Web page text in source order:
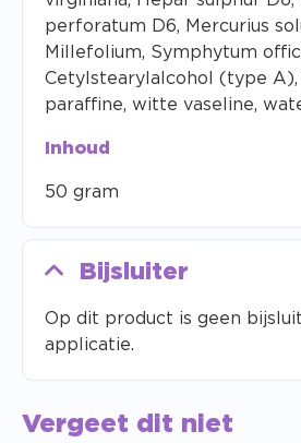
perforatum D6, Mercurius
Millefolium, Symphytum
Cetylstearylalcohol (type A),
paraffine, witte vaseline,
Inhoud
50 gram
Bijsluiter
Op dit product is geen
applicatie.
Vergeet dit niet